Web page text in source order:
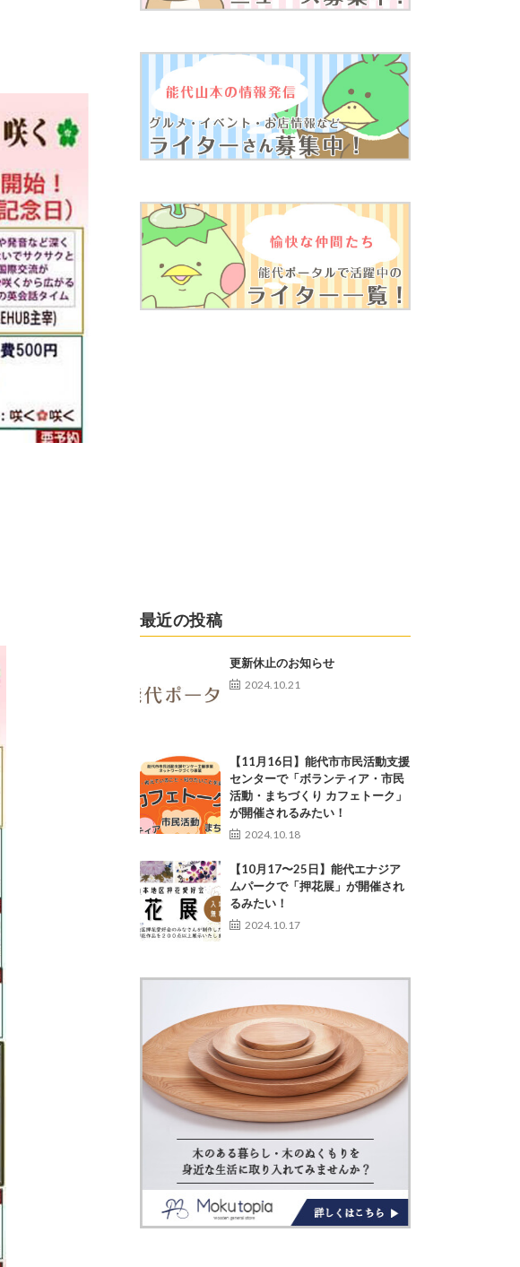
最近の投稿
更新休止のお知らせ
2024.10.21
【11月16日】能代市市民活動支援
センターで「ボランティア・市民
活動・まちづくり カフェトーク」
が開催されるみたい！
2024.10.18
【10月17〜25日】能代エナジア
ムパークで「押花展」が開催され
るみたい！
2024.10.17